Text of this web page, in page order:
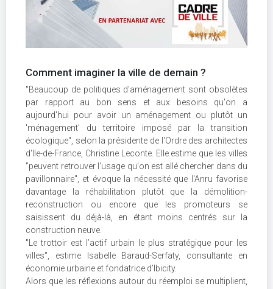
Comment imaginer la ville de demain ?
"Beaucoup de politiques d'aménagement sont obsolètes
par rapport au bon sens et aux besoins qu'on a
aujourd'hui pour avoir un aménagement ou plutôt un
'ménagement' du territoire imposé par la transition
écologique", selon la présidente de l'Ordre des architectes
d'Ile-de-France, Christine Leconte. Elle estime que les villes
"peuvent retrouver l'usage qu'on est allé chercher dans du
pavillonnaire", et évoque la nécessité que l'Anru favorise
davantage la réhabilitation plutôt que la démolition-
reconstruction ou encore que les promoteurs se
saisissent du déjà-là, en étant moins centrés sur la
construction neuve.
"Le trottoir est l’actif urbain le plus stratégique pour les
villes", estime Isabelle Baraud-Serfaty, consultante en
économie urbaine et fondatrice d’Ibicity.
Alors que les réflexions autour du réemploi se multiplient,